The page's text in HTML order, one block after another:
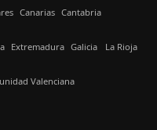
Canarias Cantabria
Extremadura Galicia La Rioja
Valenciana